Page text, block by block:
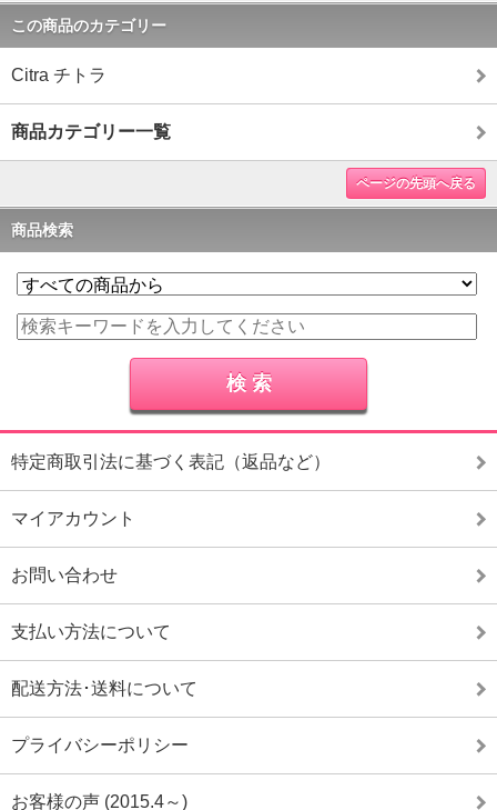
この商品のカテゴリー
Citra チトラ
商品カテゴリー一覧
ページの先頭へ戻る
商品検索
特定商取引法に基づく表記（返品など）
マイアカウント
お問い合わせ
支払い方法について
配送方法･送料について
プライバシーポリシー
お客様の声 (2015.4～)